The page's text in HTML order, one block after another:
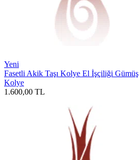
Yeni
Fasetli Akik Taşı Kolye El İşçiliği Gümüş
Kolye
1.600,00 TL